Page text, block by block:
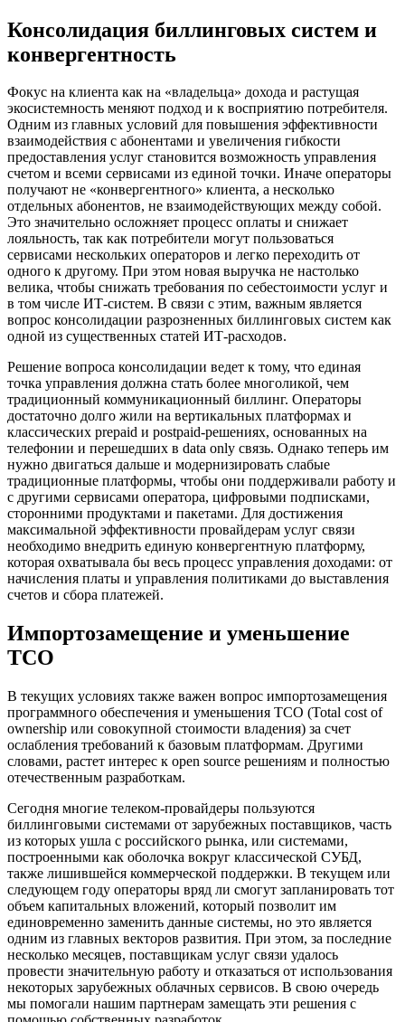
Консолидация биллинговых систем и
конвергентность
Фокус на клиента как на «владельца» дохода и растущая
экосистемность меняют подход и к восприятию потребителя.
Одним из главных условий для повышения эффективности
взаимодействия с абонентами и увеличения гибкости
предоставления услуг становится возможность управления
счетом и всеми сервисами из единой точки. Иначе операторы
получают не «конвергентного» клиента, а несколько
отдельных абонентов, не взаимодействующих между собой.
Это значительно осложняет процесс оплаты и снижает
лояльность, так как потребители могут пользоваться
сервисами нескольких операторов и легко переходить от
одного к другому. При этом новая выручка не настолько
велика, чтобы снижать требования по себестоимости услуг и
в том числе ИТ-систем. В связи с этим, важным является
вопрос консолидации разрозненных биллинговых систем как
одной из существенных статей ИТ-расходов.
Решение вопроса консолидации ведет к тому, что единая
точка управления должна стать более многоликой, чем
традиционный коммуникационный биллинг. Операторы
достаточно долго жили на вертикальных платформах и
классических prepaid и postpaid-решениях, основанных на
телефонии и перешедших в data only связь. Однако теперь им
нужно двигаться дальше и модернизировать слабые
традиционные платформы, чтобы они поддерживали работу и
с другими сервисами оператора, цифровыми подписками,
сторонними продуктами и пакетами. Для достижения
максимальной эффективности провайдерам услуг связи
необходимо внедрить единую конвергентную платформу,
которая охватывала бы весь процесс управления доходами: от
начисления платы и управления политиками до выставления
счетов и сбора платежей.
Импортозамещение и уменьшение
TCO
В текущих условиях также важен вопрос импортозамещения
программного обеспечения и уменьшения TCO (Total cost of
ownership или совокупной стоимости владения) за счет
ослабления требований к базовым платформам. Другими
словами, растет интерес к open source решениям и полностью
отечественным разработкам.
Сегодня многие телеком-провайдеры пользуются
биллинговыми системами от зарубежных поставщиков, часть
из которых ушла с российского рынка, или системами,
построенными как оболочка вокруг классической СУБД,
также лишившейся коммерческой поддержки. В текущем или
следующем году операторы вряд ли смогут запланировать тот
объем капитальных вложений, который позволит им
единовременно заменить данные системы, но это является
одним из главных векторов развития. При этом, за последние
несколько месяцев, поставщикам услуг связи удалось
провести значительную работу и отказаться от использования
некоторых зарубежных облачных сервисов. В свою очередь
мы помогали нашим партнерам замещать эти решения с